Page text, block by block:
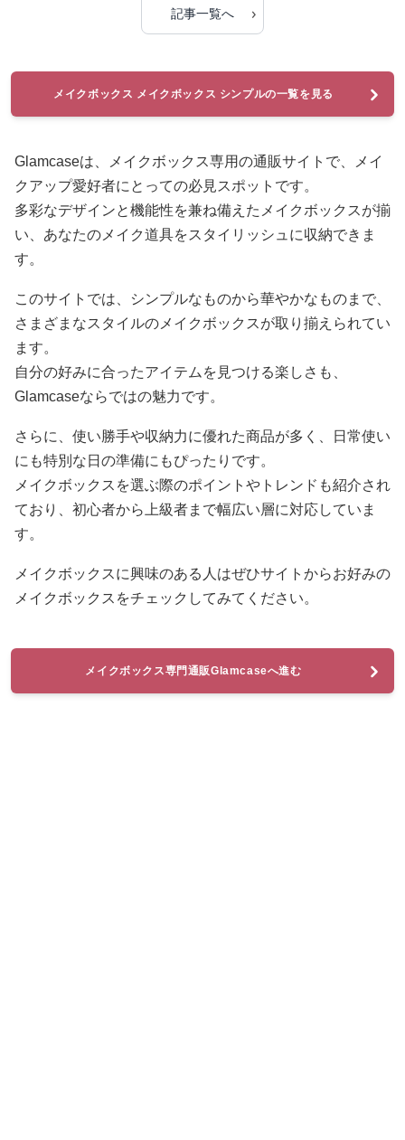
記事一覧へ ›
メイクボックス メイクボックス シンプルの一覧を見る
Glamcaseは、メイクボックス専用の通販サイトで、メイ
クアップ愛好者にとっての必見スポットです。
多彩なデザインと機能性を兼ね備えたメイクボックスが揃
い、あなたのメイク道具をスタイリッシュに収納できま
す。
このサイトでは、シンプルなものから華やかなものまで、
さまざまなスタイルのメイクボックスが取り揃えられてい
ます。
自分の好みに合ったアイテムを見つける楽しさも、
Glamcaseならではの魅力です。
さらに、使い勝手や収納力に優れた商品が多く、日常使い
にも特別な日の準備にもぴったりです。
メイクボックスを選ぶ際のポイントやトレンドも紹介され
ており、初心者から上級者まで幅広い層に対応していま
す。
メイクボックスに興味のある人はぜひサイトからお好みの
メイクボックスをチェックしてみてください。
メイクボックス専門通販Glamcaseへ進む